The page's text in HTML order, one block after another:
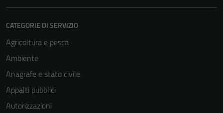
CATEGORIE DI SERVIZIO
Agricoltura e pesca
Ambiente
Anagrafe e stato civile
Appalti pubblici
Autorizzazioni